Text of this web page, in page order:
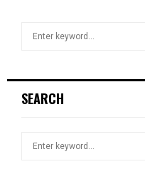
h
SEARCH